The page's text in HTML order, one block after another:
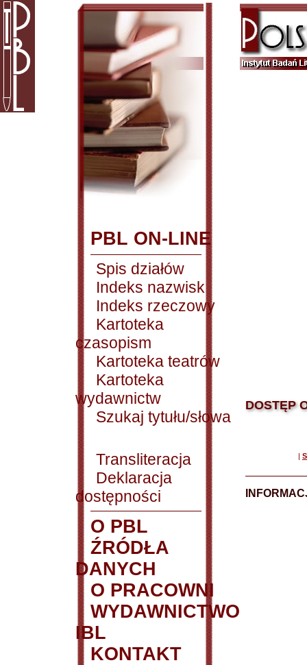
PBL ON-LINE
Spis działów
Indeks nazwisk
Indeks rzeczowy
Kartoteka
czasopism
Kartoteka teatrów
Kartoteka
wydawnictw
Szukaj tytułu/słowa
Transliteracja
Deklaracja
dostępności
O PBL
ŹRÓDŁA
DANYCH
O PRACOWNI
WYDAWNICTWO
IBL
KONTAKT
DOSTĘP
|